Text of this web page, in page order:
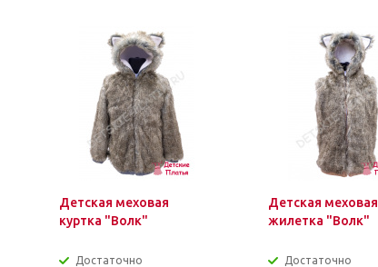
Детская меховая
куртка "Волк"
Достаточно
Детская меховая
жилетка "Волк"
Достаточно